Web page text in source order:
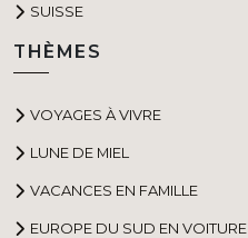
SUISSE
THÈMES
VOYAGES À VIVRE
LUNE DE MIEL
VACANCES EN FAMILLE
EUROPE DU SUD EN VOITURE